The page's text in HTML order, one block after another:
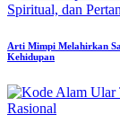
Arti Mimpi Melahirkan
Kehidupan